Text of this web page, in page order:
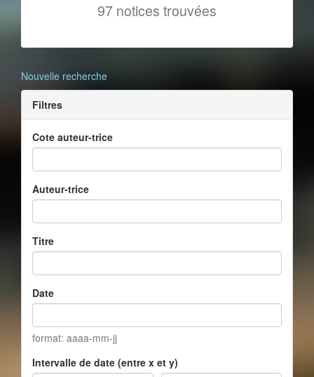
97 notices trouvées
Nouvelle recherche
Filtres
Cote auteur-trice
Auteur-trice
Titre
Date
format: aaaa-mm-jj
Intervalle de date (entre x et y)